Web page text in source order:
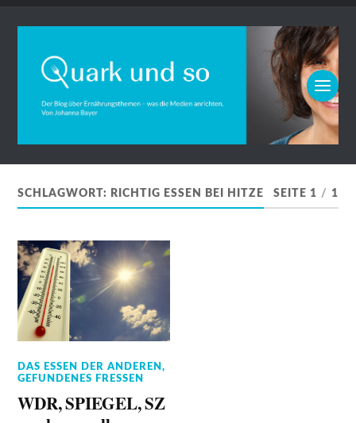
SCHLAGWORT: RICHTIG ESSEN BEI HITZE SEITE 1 / 1
DAS ESSEN DER ANDEREN,
GEFUNDENES FRESSEN
WDR, SPIEGEL, SZ